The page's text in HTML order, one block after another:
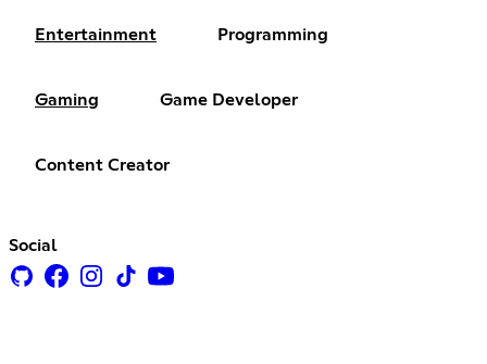
Entertainment Programming
Gaming Game Developer
Content Creator
Social